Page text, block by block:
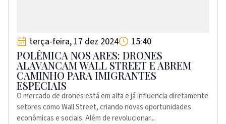
terça-feira, 17 dez 2024 15:40
POLÊMICA NOS ARES: DRONES
ALAVANCAM WALL STREET E ABREM
CAMINHO PARA IMIGRANTES
ESPECIAIS
O mercado de drones está em alta e já influencia diretamente
setores como Wall Street, criando novas oportunidades
econômicas e sociais. Além de revolucionar...